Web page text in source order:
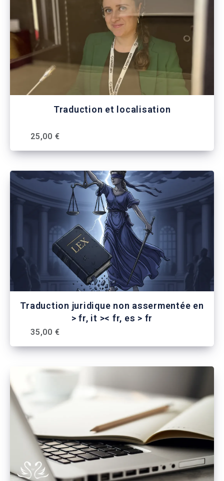
Traduction et localisation
25,00 €
Traduction juridique non assermentée en
> fr, it >< fr, es > fr
35,00 €